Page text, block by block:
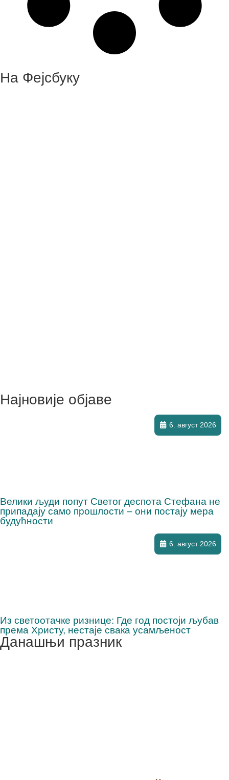
На Фејсбуку
Најновије објаве
Велики људи попут Светог деспота Стефана не
припадају само прошлости – они постају мера
будућности
6. август 2026
Из светоотачке ризнице: Где год постоји љубав
према Христу, нестаје свака усамљеност
6. август 2026
Данашњи празник